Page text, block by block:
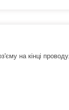
на кінці проводу.